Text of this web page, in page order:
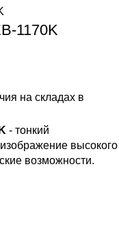
1170K
на складах в
- тонкий
высокого
возможности.